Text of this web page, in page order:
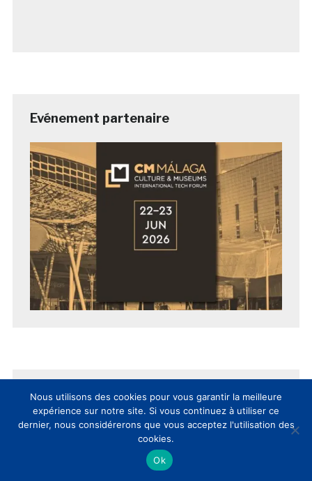
Evénement partenaire
EVENT CLIC
Nous utilisons des cookies pour vous garantir la meilleure
expérience sur notre site. Si vous continuez à utiliser ce
dernier, nous considérerons que vous acceptez l'utilisation des
cookies.
Ok